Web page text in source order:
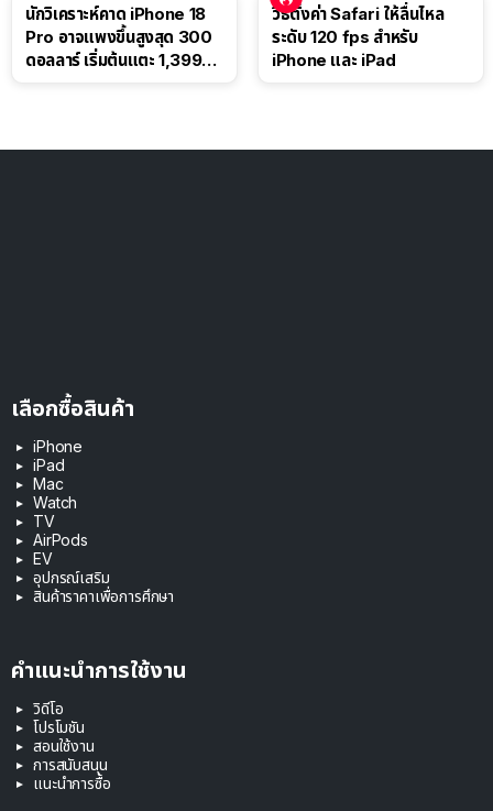
นักวิเคราะห์คาด iPhone 18
Pro อาจแพงขึ้นสูงสุด 300
ดอลลาร์ เริ่มต้นแตะ 1,399
วิธีตั้งค่า Safari ให้ลื่นไหล
ระดับ 120 fps สำหรับ
iPhone และ iPad
เลือกซื้อสินค้า
iPhone
iPad
Mac
Watch
TV
AirPods
EV
อุปกรณ์เสริม
สินค้าราคาเพื่อการศึกษา
คำแนะนำการใช้งาน
วิดีโอ
โปรโมชัน
สอนใช้งาน
การสนับสนุน
แนะนำการซื้อ